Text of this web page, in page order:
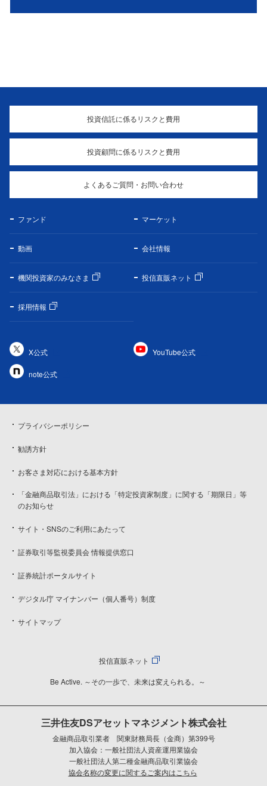
投資信託に係るリスクと費用
投資顧問に係るリスクと費用
よくあるご質問・お問い合わせ
ファンド マーケット
動画 会社情報
機関投資家のみなさま 投信直販ネット
採用情報
X公式 YouTube公式
note公式
プライバシーポリシー
勧誘方針
お客さま対応における基本方針
「金融商品取引法」における「特定投資家制度」に関する「期限日」等
のお知らせ
サイト・SNSのご利用にあたって
証券取引等監視委員会 情報提供窓口
証券統計ポータルサイト
デジタル庁 マイナンバー（個人番号）制度
サイトマップ
投信直販ネット
Be Active. ～その一歩で、未来は変えられる。～
三井住友DSアセットマネジメント株式会社
金融商品取引業者 関東財務局長（金商）第399号
加入協会：一般社団法人資産運用業協会
一般社団法人第二種金融商品取引業協会
協会名称の変更に関するご案内はこちら